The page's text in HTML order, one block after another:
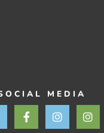
MEDIA
F
a
I
n
I
n